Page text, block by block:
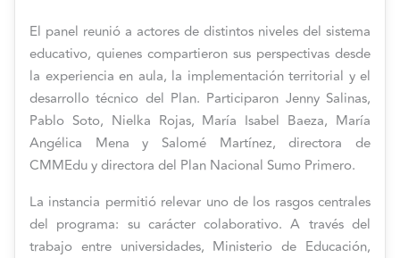
El panel reunió a actores de distintos niveles del sistema
educativo, quienes compartieron sus perspectivas desde
la experiencia en aula, la implementación territorial y el
desarrollo técnico del Plan. Participaron Jenny Salinas,
Pablo Soto, Nielka Rojas, María Isabel Baeza, María
Angélica Mena y Salomé Martínez, directora de
CMMEdu y directora del Plan Nacional Sumo Primero.
La instancia permitió relevar uno de los rasgos centrales
del programa: su carácter colaborativo. A través del
trabajo entre universidades, Ministerio de Educación,